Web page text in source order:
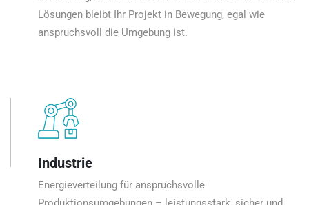
Lösungen bleibt Ihr Projekt in Bewegung, egal wie
anspruchsvoll die Umgebung ist.
Industrie
Energieverteilung für anspruchsvolle